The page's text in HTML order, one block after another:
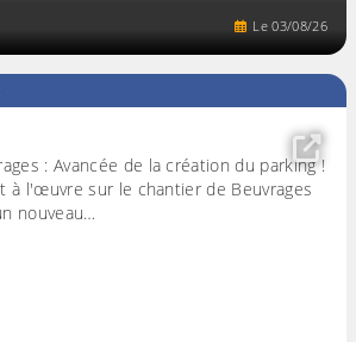
Le03/08/26
: Avancée de la création du parking !
à l'œuvre sur le chantier de Beuvrages
nouveau…